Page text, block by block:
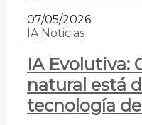
07/05/2026
IA Noticias
IA Evolutiva:
natural está
tecnología